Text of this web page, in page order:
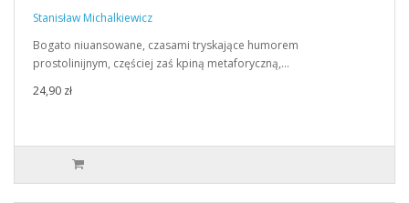
Stanisław Michalkiewicz
Bogato niuansowane, czasami tryskające humorem
prostolinijnym, częściej zaś kpiną metaforyczną,…
24,90 zł